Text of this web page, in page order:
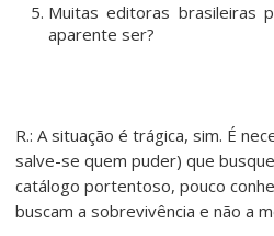
Muitas editoras brasileiras
aparente ser?
R.: A situação é trágica, sim. É
salve-se quem puder) que
catálogo portentoso, pouco
buscam a sobrevivência e não a